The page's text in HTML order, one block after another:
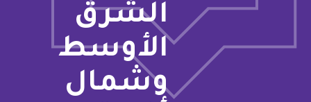
الشرق
الأوسط
وشمال